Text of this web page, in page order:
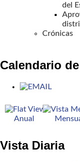
del
Crónicas
Calendario
Anual
Vista Diaria